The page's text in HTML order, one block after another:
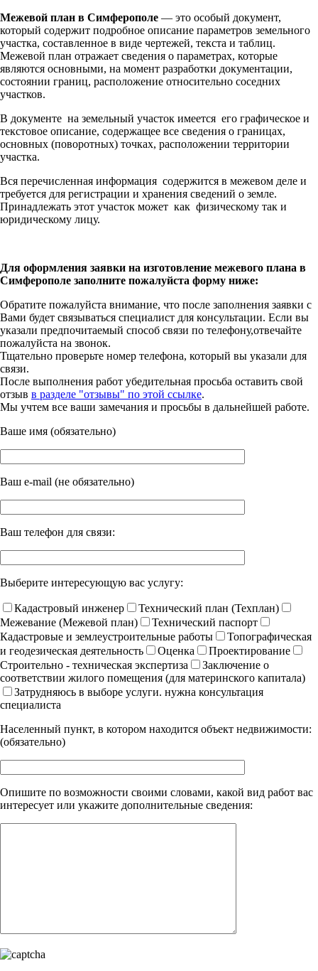
Межевой план в Симферополе — это особый документ,
который содержит подробное описание параметров земельного
участка, составленное в виде чертежей, текста и таблиц.
Межевой план отражает сведения о параметрах, которые
являются основными, на момент разработки документации,
состоянии границ, расположение относительно соседних
участков.
В документе на земельный участок имеется его графическое и
текстовое описание, содержащее все сведения о границах,
основных (поворотных) точках, расположении территории
участка.
Вся перечисленная информация содержится в межевом деле и
требуется для регистрации и хранения сведений о земле.
Принадлежать этот участок может как физическому так и
юридическому лицу.
Для оформления заявки на изготовление межевого плана в
Симферополе заполните пожалуйста форму ниже:
Обратите пожалуйста внимание, что после заполнения заявки с
Вами будет связываться специалист для консультации. Если вы
указали предпочитаемый способ связи по телефону,отвечайте
пожалуйста на звонок.
Тщательно проверьте номер телефона, который вы указали для
связи.
После выполнения работ убедительная просьба оставить свой
отзыв в разделе "отзывы" по этой ссылке.
Мы учтем все ваши замечания и просьбы в дальнейшей работе.
Ваше имя (обязательно)
Ваш e-mail (не обязательно)
Ваш телефон для связи:
Выберите интересующую вас услугу:
Кадастровый инженер
Технический план (Техплан)
Межевание (Межевой план)
Технический паспорт
Кадастровые и землеустроительные работы
Топографическая
и геодезическая деятельность
Оценка
Проектирование
Строительно - техническая экспертиза
Заключение о
соответствии жилого помещения (для материнского капитала)
Затрудняюсь в выборе услуги. нужна консультация
специалиста
Населенный пункт, в котором находится объект недвижимости:
(обязательно)
Опишите по возможности своими словами, какой вид работ вас
интересует или укажите дополнительные сведения: